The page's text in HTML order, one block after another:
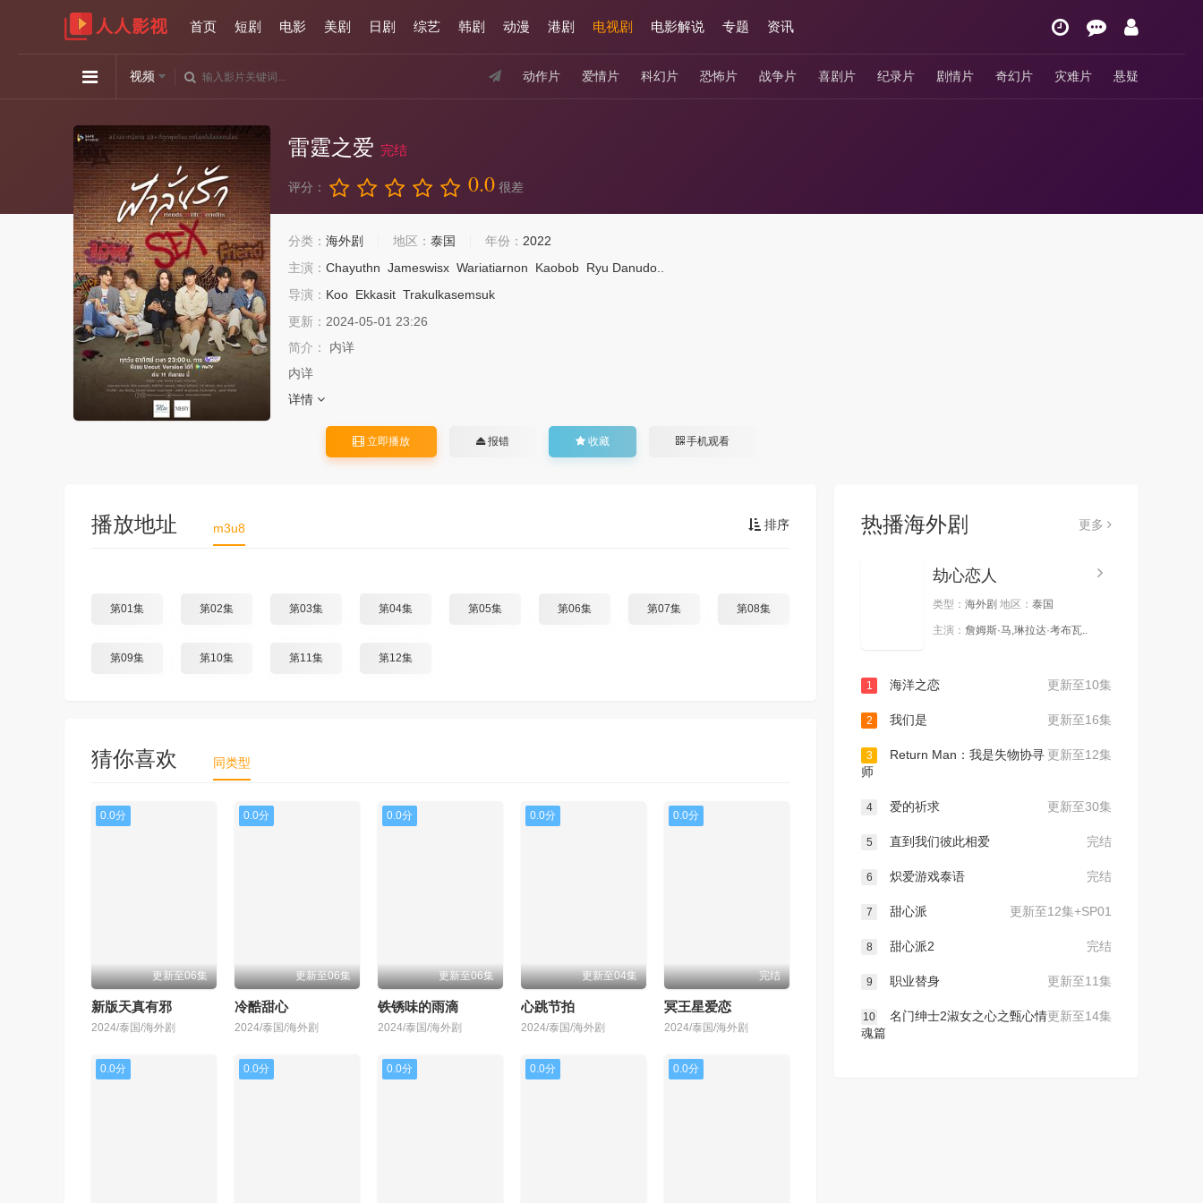
首页 短剧 电影 美剧 日剧 综艺 韩剧 动漫 港剧 电视剧 电影解说 专题 资讯
动作片 爱情片 科幻片 恐怖片 战争片 喜剧片 纪录片 剧情片 奇幻片 灾难片 悬疑
视频
雷霆之爱 完结
评分： 0.0 很差
分类： 海外剧 地区： 泰国 年份： 2022
主演： Chayuthn Jameswisx Wariatiarnon Kaobob Ryu Danudo..
导演： Koo Ekkasit Trakulkasemsuk
更新： 2024-05-01 23:26
简介：
内详
内详
详情
立即播放 报错 收藏 手机观看
排序
播放地址 m3u8
第01集 第02集 第03集 第04集 第05集 第06集 第07集 第08集
第09集 第10集 第11集 第12集
猜你喜欢 同类型
0.0分
更新至06集
新版天真有邪
2024/泰国/海外剧
0.0分
更新至06集
冷酷甜心
2024/泰国/海外剧
0.0分
更新至06集
铁锈味的雨滴
2024/泰国/海外剧
0.0分
更新至04集
心跳节拍
2024/泰国/海外剧
0.0分
完结
冥王星爱恋
2024/泰国/海外剧
0.0分 0.0分 0.0分 0.0分 0.0分
热播海外剧 更多
劫心恋人
类型： 海外剧 地区： 泰国
主演： 詹姆斯·马,琳拉达·考布瓦..
更新至10集
1 海洋之恋
更新至16集
2 我们是
更新至12集
3
Return Man：我是失物协寻
师
更新至30集
4 爱的祈求
完结
5 直到我们彼此相爱
完结
6 炽爱游戏泰语
更新至12集+SP01
7 甜心派
完结
8 甜心派2
更新至11集
9 职业替身
更新至14集
10
名门绅士2淑女之心之甄心情
魂篇